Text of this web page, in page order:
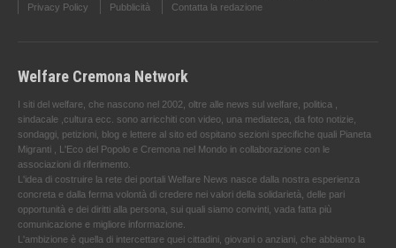
Privacy Policy
Pubblicità Contatta la redazione
Welfare Cremona Network
I siti del welfare, che nascono nel 2002, oltre alle news sul welfare, politica ,
sindacale ,cultura ecc. sono arricchiti con video, una mediateca, da foto notizie,
sondaggi, petizioni, blog e lettere al sito ed ospitano sezioni specifiche quali Pianeta
Migranti , L'Eco del Popolo e Cremona nel Mondo in collaborazione con le
associazioni di riferimento.
L'idea di costruire la rete dei portali Welfare News nasce dalla nostra esperienza
concreta e dalla ferma volontà di credere nei valori della solidarietà, delle pari
opportunità e dei diritti alla persona, sui quali siamo convinti, vada fatta più
comunicazione e migliore informazione.
L'ambizione è quella di intercettare quei cittadini, giovani o anziani, che abbiamo la